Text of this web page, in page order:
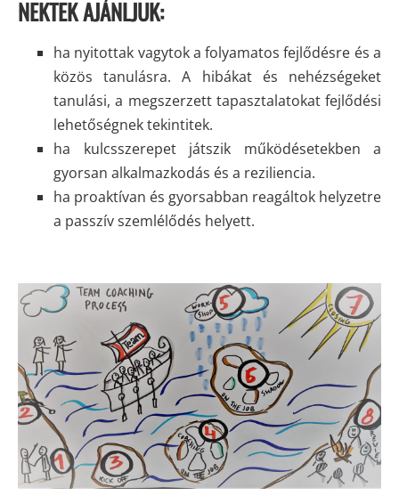
NEKTEK AJÁNLJUK:
ha nyitottak vagytok a folyamatos fejlődésre és a
közös tanulásra. A hibákat és nehézségeket
tanulási, a megszerzett tapasztalatokat fejlődési
lehetőségnek tekintitek.
ha kulcsszerepet játszik működésetekben a
gyorsan alkalmazkodás és a reziliencia.
ha proaktívan és gyorsabban reagáltok helyzetre
a passzív szemlélődés helyett.